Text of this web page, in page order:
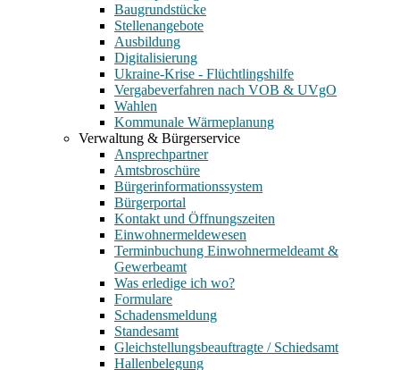
Baugrundstücke
Stellenangebote
Ausbildung
Digitalisierung
Ukraine-Krise - Flüchtlingshilfe
Vergabeverfahren nach VOB & UVgO
Wahlen
Kommunale Wärmeplanung
Verwaltung & Bürgerservice
Ansprechpartner
Amtsbroschüre
Bürgerinformationssystem
Bürgerportal
Kontakt und Öffnungszeiten
Einwohnermeldewesen
Terminbuchung Einwohnermeldeamt &
Gewerbeamt
Was erledige ich wo?
Formulare
Schadensmeldung
Standesamt
Gleichstellungsbeauftragte / Schiedsamt
Hallenbelegung